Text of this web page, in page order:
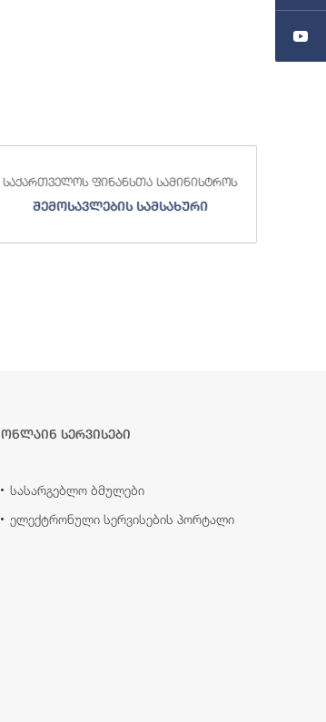
საქართველოს ფინანსთა სამინისტროს
შემოსავლების სამსახური
ონლაინ სერვისები
სასარგებლო ბმულები
ელექტრონული სერვისების პორტალი